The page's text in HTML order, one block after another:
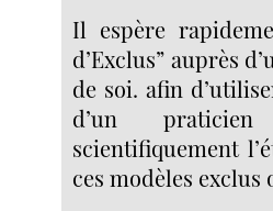
Il espère
d’Exclus” auprès
de soi. afin
d’un
scientifiquement
ces modèles